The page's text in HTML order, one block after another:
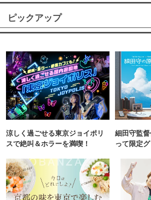
ピックアップ
涼しく過ごせる東京ジョイポリ
スで絶叫＆ホラーを満喫！
細田守監
って限定